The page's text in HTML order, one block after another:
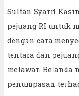
Sultan Syarif
pejuang RI untuk
dengan cara
tentara dan
melawan Belanda
penumpasan